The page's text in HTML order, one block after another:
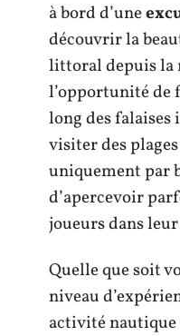
à bord d’une
découvrir la
littoral depuis la
l’opportunité de
long des falaises
visiter des
uniquement par
d’apercevoir
joueurs dans
Quelle que soit
niveau
activité nautique